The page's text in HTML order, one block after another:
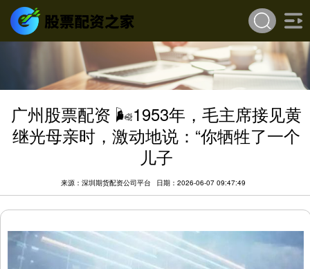
广州股票配资 🌬1953年，毛主席接见黄
继光母亲时，激动地说：“你牺牲了一个
儿子
来源：深圳期货配资公司平台 日期：2026-06-07 09:47:49